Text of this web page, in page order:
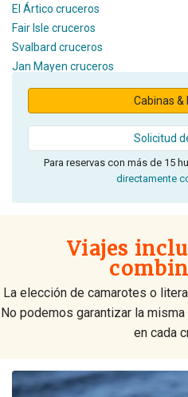
El Ártico cruceros
Fair Isle cruceros
Svalbard cruceros
Jan Mayen cruceros
Cabinas &
Solicitud
Para reservas con más de 15
directamente
Viajes
La elección de camarotes o
No podemos garantizar la
en cada